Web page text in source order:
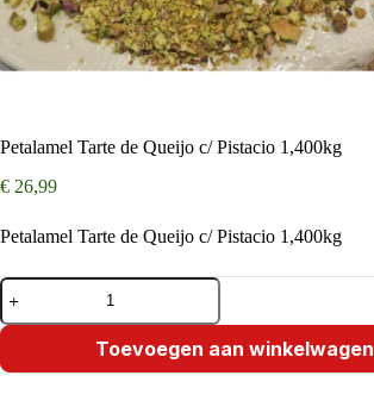
Petalamel Tarte de Queijo c/ Pistacio 1,400kg
€ 26,99
Petalamel Tarte de Queijo c/ Pistacio 1,400kg
Petalamel
Tarte
de
c/
Toevoegen aan winkelwagen